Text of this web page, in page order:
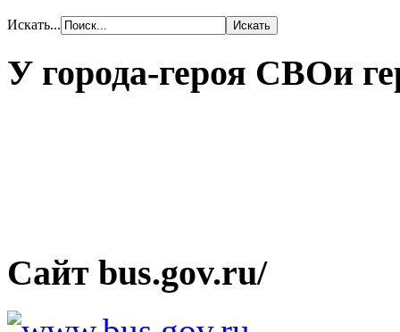
Искать...
У города-героя СВОи
Сайт bus.gov.ru/